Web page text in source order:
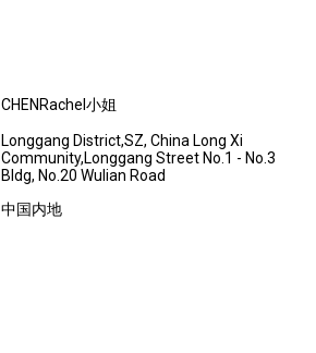
CHENRachel小姐
Longgang District,SZ, China Long Xi
Community,Longgang Street No.1 - No.3
Bldg, No.20 Wulian Road
中国内地